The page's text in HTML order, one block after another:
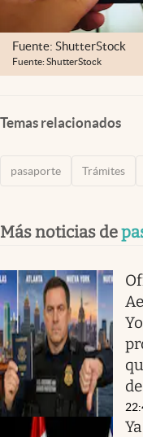
Fuente: ShutterStock
Fuente: ShutterStock
Temas relacionados
pasaporte Trámites
Más noticias de